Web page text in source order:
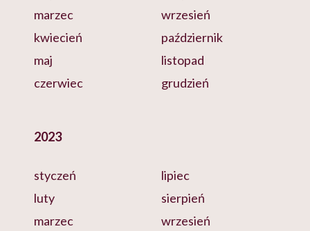
marzec
kwiecień
maj
czerwiec
wrzesień
październik
listopad
grudzień
2023
styczeń
luty
marzec
lipiec
sierpień
wrzesień